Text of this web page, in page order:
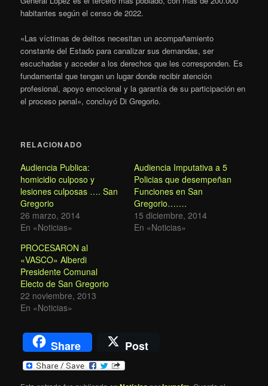
habitantes según el censo de 2022.
«Las víctimas de delitos necesitan un acompañamiento
constante del Estado para canalizar sus demandas, ser
escuchadas y acceder a los derechos que les corresponden. Es
fundamental que tengan un lugar donde recibir atención
profesional, apoyo emocional y la garantía de su participación en
el proceso penal», concluyó Di Gregorio.
RELACIONADO
Audiencia Publica:
homicidio culposo y
lesiones culposas …. San
Gregorio
26 marzo, 2014
En «Noticias»
Audiencia Imputativa a 5
Policias que desempeñan
Funciones en San
Gregorio…….
15 diciembre, 2014
En «Noticias»
PROCESARON al
«VASCO» Alberdi
Presidente Comunal
Electo de San Gregorio
22 noviembre, 2013
En «Noticias»
Share Post